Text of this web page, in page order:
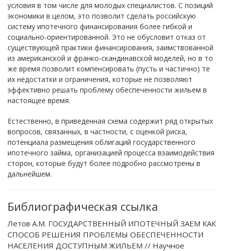
условия в том числе для молодых специалистов. С позиций
экономики в целом, это позволит сделать российскую
систему ипотечного финансирования более гибкой и
социально-ориентированной. Это не обусловит отказ от
существующей практики финансирования, заимствованной
из американской и франко-скандинавской моделей, но в то
же время позволит компенсировать (пусть и частично) те
их недостатки и ограничения, которые не позволяют
эффективно решать проблему обеспеченности жильем в
настоящее время.
Естественно, в приведенная схема содержит ряд открытых
вопросов, связанных, в частности, с оценкой риска,
потенциала размещения облигаций государственного
ипотечного займа, организацией процесса взаимодействия
сторон, которые будут более подробно рассмотрены в
дальнейшем.
Библиографическая ссылка
Летов А.М. ГОСУДАРСТВЕННЫЙ ИПОТЕЧНЫЙ ЗАЕМ КАК
СПОСОБ РЕШЕНИЯ ПРОБЛЕМЫ ОБЕСПЕЧЕННОСТИ
НАСЕЛЕНИЯ ДОСТУПНЫМ ЖИЛЬЕМ // Научное